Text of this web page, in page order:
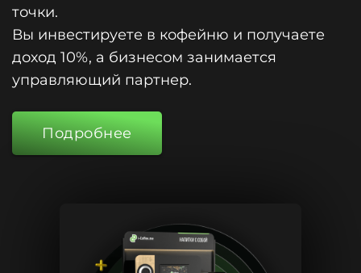
точки.
Вы инвестируете в кофейню и получаете
доход 10%, а бизнесом занимается
управляющий партнер.
Подробнее